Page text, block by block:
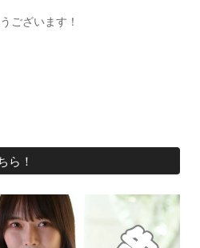
ございます！
ら！